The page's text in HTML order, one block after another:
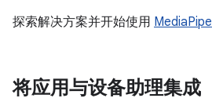
探索解决方案并开始使用 MediaPipe
将应用与设备助理集成